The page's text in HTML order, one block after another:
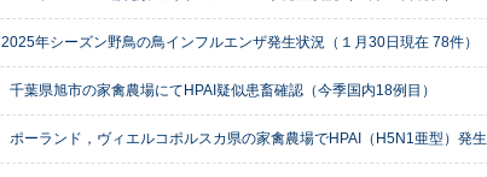
2025年シーズン野鳥の鳥インフルエンザ発生状況（１月30日現在 78件）
千葉県旭市の家禽農場にてHPAI疑似患畜確認（今季国内18例目）
ポーランド，ヴィエルコポルスカ県の家禽農場でHPAI（H5N1亜型）発生